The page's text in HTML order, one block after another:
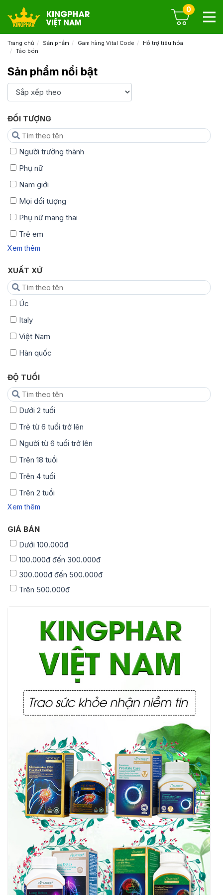
0
Trang chủ Sản phẩm Gam hàng Vital Code
Hỗ trợ tiêu hóa
Táo bón
ĐỐI TƯỢNG
Người trưởng thành
Phụ nữ
Nam giới
Mọi đối tượng
Phụ nữ mang thai
Trẻ em
Xem thêm
XUẤT XỨ
Úc
Italy
Việt Nam
Hàn quốc
ĐỘ TUỔI
Dưới 2 tuổi
Trẻ từ 6 tuổi trở lên
Người từ 6 tuổi trở lên
Trên 18 tuổi
Trên 4 tuổi
Trên 2 tuổi
Xem thêm
GIÁ BÁN
Dưới 100.000đ
100.000đ đến 300.000đ
300.000đ đến 500.000đ
Trên 500.000đ
Sản phẩm nổi bật